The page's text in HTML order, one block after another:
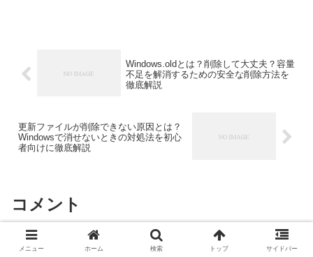
Windows.oldとは？削除して大丈夫？容量
不足を解消するための安全な削除方法を
徹底解説
更新ファイルが削除できない原因とは？
Windowsで消せないときの対処法を初心
者向けに徹底解説
コメント
コメントを書き込む
メニュー ホーム 検索 トップ サイドバー